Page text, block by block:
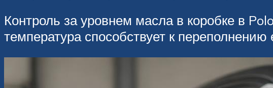
Контроль за уровнем масла в коробке в
температура способствует к